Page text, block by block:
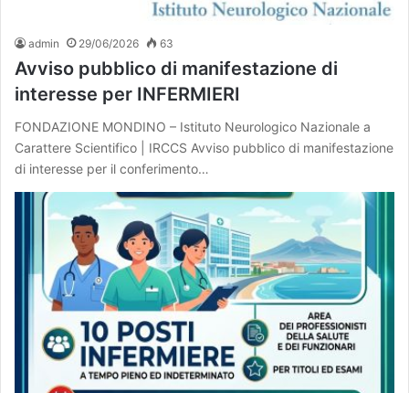
admin 29/06/2026 63
Avviso pubblico di manifestazione di
interesse per INFERMIERI
FONDAZIONE MONDINO – Istituto Neurologico Nazionale a
Carattere Scientifico | IRCCS Avviso pubblico di manifestazione
di interesse per il conferimento…